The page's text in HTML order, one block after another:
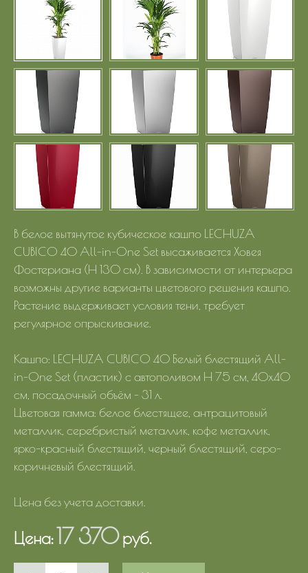
В белое вытянутое кубическое кашпо LECHUZA
CUBICO 40 All-in-One Set высаживается Ховея
Фостериана (Н 130 см). В зависимости от интерьера
возможны другие варианты цветового решения кашпо.
Растение выдерживает условия тени, требует
регулярное опрыскивание.
Кашпо: LECHUZA CUBICO 40 Белый блестящий All-
in-One Set (пластик) с автополивом Н 75 см, 40х40
см, посадочный объём - 31 л.
Цветовая гамма: белое блестящее, антрацитовый
металлик, серебристый металлик, кофе металлик,
ярко-красный блестящий, черный блестящий, серо-
коричневый блестящий.
Цена без учета доставки.
Цена:17 370руб.